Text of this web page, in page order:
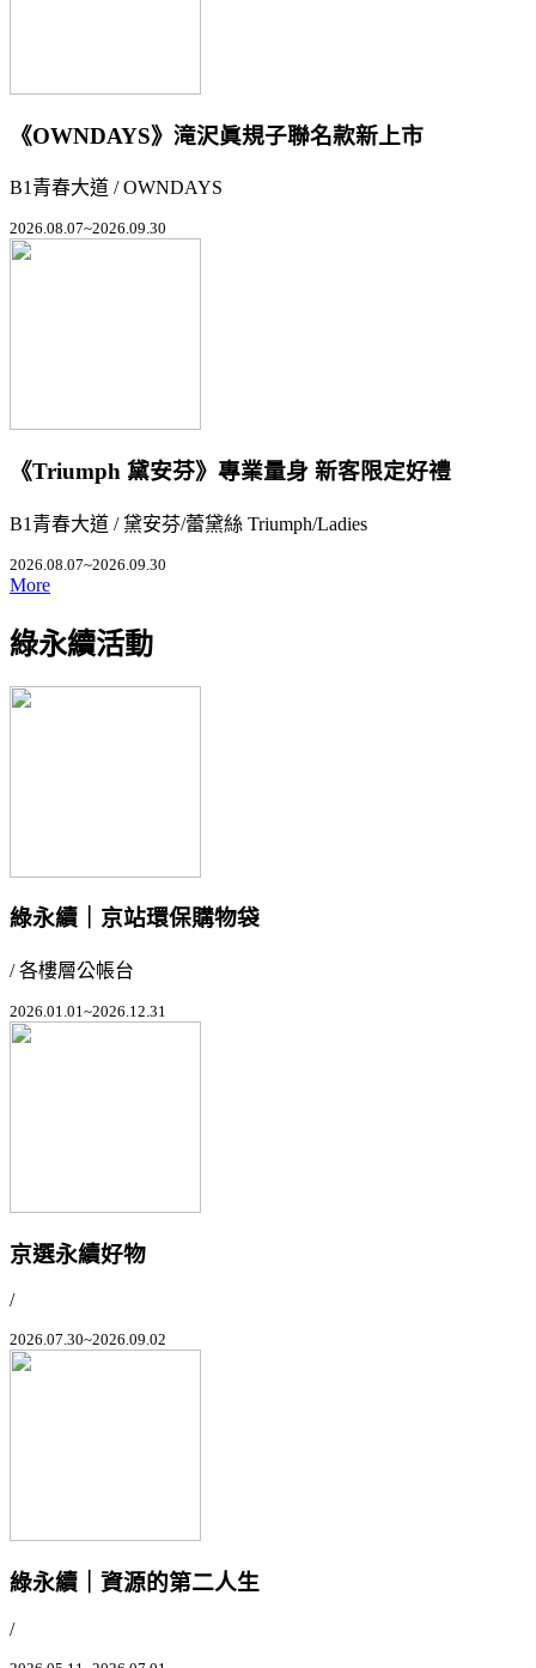
《OWNDAYS》滝沢眞規子聯名款新上市
B1青春大道 / OWNDAYS
2026.08.07~2026.09.30
《Triumph 黛安芬》專業量身 新客限定好禮
B1青春大道 / 黛安芬/蕾黛絲 Triumph/Ladies
2026.08.07~2026.09.30
More
綠永續活動
綠永續｜京站環保購物袋
/ 各樓層公帳台
2026.01.01~2026.12.31
京選永續好物
/
2026.07.30~2026.09.02
綠永續｜資源的第二人生
/